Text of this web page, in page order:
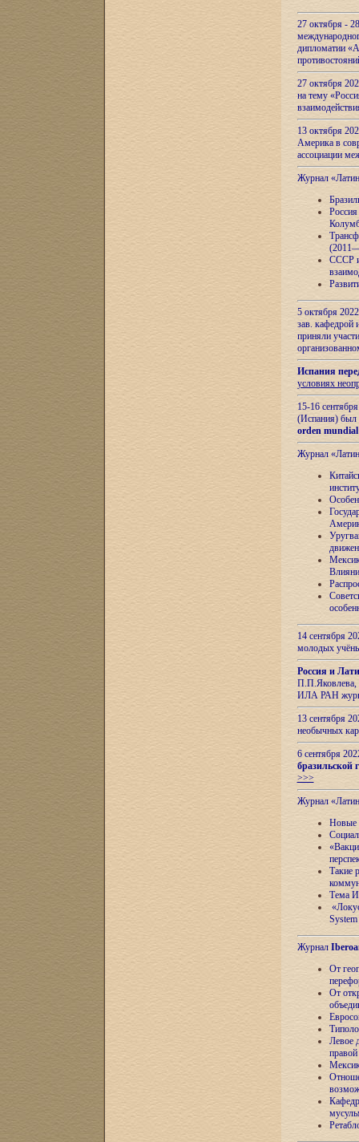
27 октября -
дипломатии
27 октября
на тему
13 октября
Америка в
ассоциации
Журнал
СССР и
5 октября
зав.
приняли
Испания
условиях
15-16
(Испания) был
orden
Журнал
14 сентября
молодых
Россия и
П.П.Яковлева,
ИЛА РАН
13 сентября
необычных
6 сентября
бразильской
>>>
Журнал
Новые
Такие
Тема
Журнал
От
От
Левое